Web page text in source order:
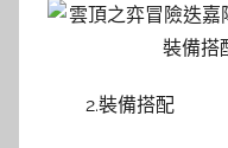
2.裝備搭配